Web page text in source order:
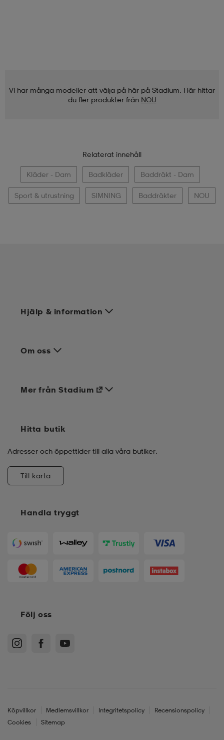
Vi har många modeller att välja på här på Stadium. Här hittar
du fler produkter från NOU
Relaterat innehåll
Kläder - Dam Badkläder Baddräkt - Dam
Sport & utrustning SIMNING Baddräkter NOU
Hjälp & information
Om oss
Handla tryggt
Mer från Stadium
Hitta butik
Adresser och öppettider till alla våra butiker.
Till karta
Följ oss
Köpvillkor Medlemsvillkor Integritetspolicy
Recensionspolicy
Cookies
Sitemap